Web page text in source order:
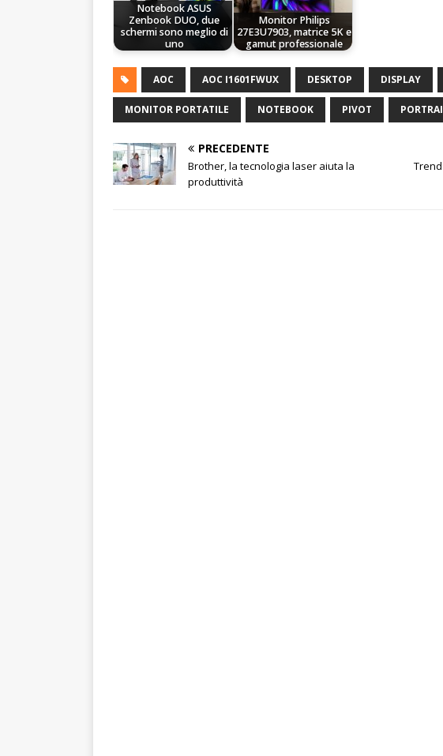
Notebook ASUS
Zenbook DUO, due
schermi sono meglio di
uno
Monitor Philips
27E3U7903, matrice 5K e
gamut professionale
AOC AOC I1601FWUX DESKTOP DISPLAY
MONITOR PORTATILE NOTEBOOK PIVOT
PRECEDENTE
Brother, la tecnologia laser aiuta la
produttività